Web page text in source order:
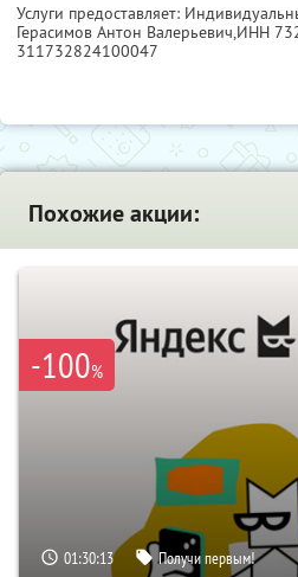
Услуги предоставляет:
Герасимов Антон Валерьевич,ИНН
311732824100047
Похожие акции:
-100%
01:30:12 Получи первым!